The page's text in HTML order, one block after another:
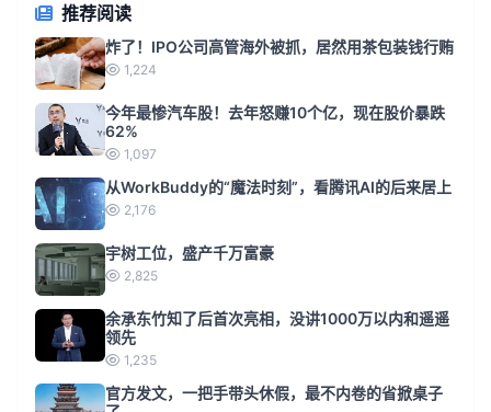
推荐阅读
炸了！IPO公司高管海外被抓，居然用茶包装钱行贿
1,224
今年最惨汽车股！去年怒赚10个亿，现在股价暴跌
62%
1,097
从WorkBuddy的“魔法时刻”，看腾讯AI的后来居上
2,176
宇树工位，盛产千万富豪
2,825
余承东竹知了后首次亮相，没讲1000万以内和遥遥
领先
1,235
官方发文，一把手带头休假，最不内卷的省掀桌子